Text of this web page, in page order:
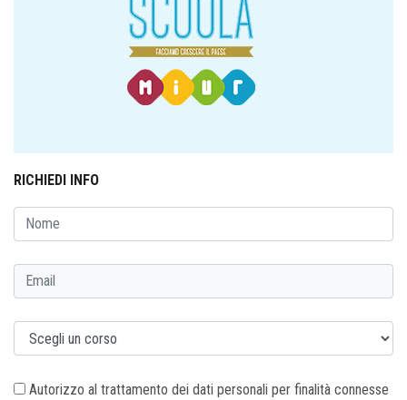
RICHIEDI INFO
Autorizzo al trattamento dei dati personali per finalità connesse